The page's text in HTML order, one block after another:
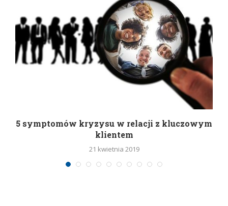
5 symptomów kryzysu w relacji z kluczowym
klientem
21 kwietnia 2019